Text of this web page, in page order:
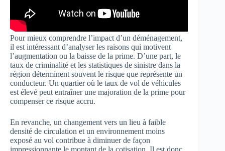
Pour mieux comprendre l’impact d’un déménagement,
il est intéressant d’analyser les raisons qui motivent
l’augmentation ou la baisse de la prime. D’une part, le
taux de criminalité et les statistiques de sinistre dans la
région déterminent souvent le risque que représente un
conducteur. Un quartier où le taux de vol de véhicules
est élevé peut entraîner une majoration de la prime pour
compenser ce risque accru.
En revanche, un changement vers un lieu à faible
densité de circulation et un environnement moins
exposé au vol contribue à diminuer de façon
impressionnante le montant de la cotisation. Il est donc